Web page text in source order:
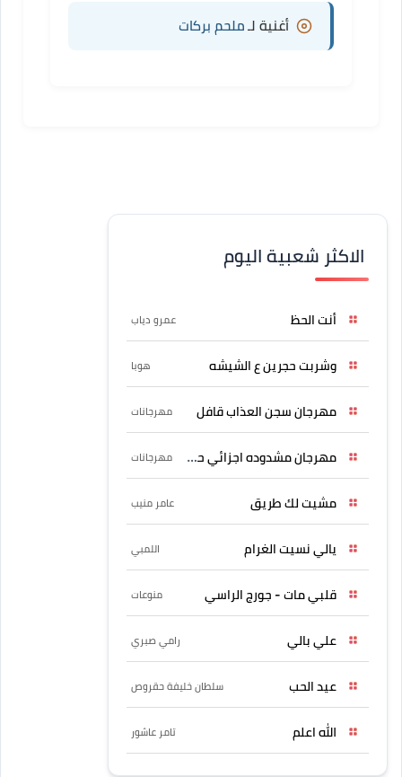
أغنية لـ ملحم بركات
الاكثر شعبية اليوم
أنت الحظ عمرو دياب
وشربت حجرين ع الشيشه هوبا
مهرجان سجن العذاب قافل مهرجانات
مهرجان مشدوده اجزائي حربونى مهرجانات
مشيت لك طريق عامر منيب
يالي نسيت الغرام اللمبي
قلبي مات - جورج الراسي منوعات
علي بالي رامي صبري
عيد الحب سلطان خليفة حقروص
الله اعلم تامر عاشور